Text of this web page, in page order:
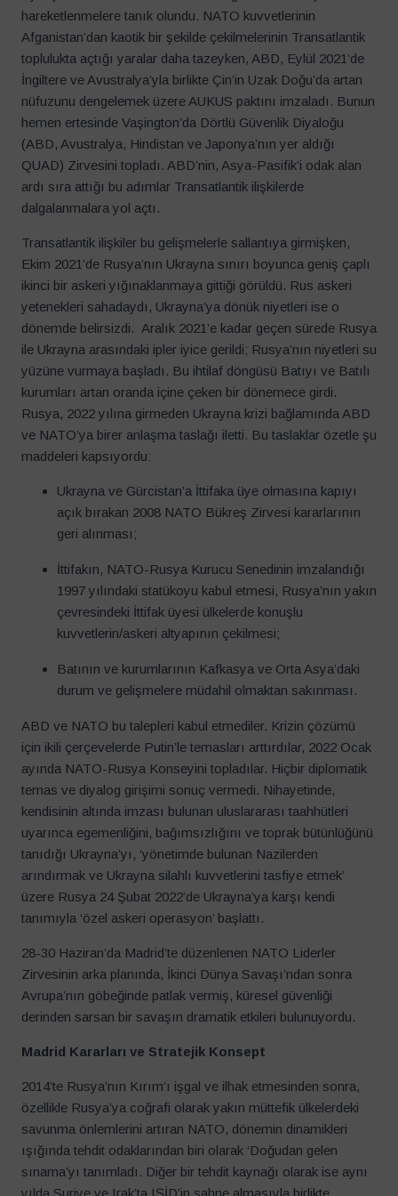
hareketlenmelere tanık olundu. NATO kuvvetlerinin
Afganistan’dan kaotik bir şekilde çekilmelerinin Transatlantik
toplulukta açtığı yaralar daha tazeyken, ABD, Eylül 2021’de
İngiltere ve Avustralya’yla birlikte Çin’in Uzak Doğu’da artan
nüfuzunu dengelemek üzere AUKUS paktını imzaladı. Bunun
hemen ertesinde Vaşington’da Dörtlü Güvenlik Diyaloğu
(ABD, Avustralya, Hindistan ve Japonya’nın yer aldığı
QUAD) Zirvesini topladı. ABD’nin, Asya-Pasifik’i odak alan
ardı sıra attığı bu adımlar Transatlantik ilişkilerde
dalgalanmalara yol açtı.
Transatlantik ilişkiler bu gelişmelerle sallantıya girmişken,
Ekim 2021’de Rusya’nın Ukrayna sınırı boyunca geniş çaplı
ikinci bir askeri yığınaklanmaya gittiği görüldü. Rus askeri
yetenekleri sahadaydı, Ukrayna’ya dönük niyetleri ise o
dönemde belirsizdi. Aralık 2021’e kadar geçen sürede Rusya
ile Ukrayna arasındaki ipler iyice gerildi; Rusya’nın niyetleri su
yüzüne vurmaya başladı. Bu ihtilaf döngüsü Batıyı ve Batılı
kurumları artan oranda içine çeken bir dönemece girdi.
Rusya, 2022 yılına girmeden Ukrayna krizi bağlamında ABD
ve NATO’ya birer anlaşma taslağı iletti. Bu taslaklar özetle şu
maddeleri kapsıyordu:
Ukrayna ve Gürcistan’a İttifaka üye olmasına kapıyı
açık bırakan 2008 NATO Bükreş Zirvesi kararlarının
geri alınması;
İttifakın, NATO-Rusya Kurucu Senedinin imzalandığı
1997 yılındaki statükoyu kabul etmesi, Rusya’nın yakın
çevresindeki İttifak üyesi ülkelerde konuşlu
kuvvetlerin/askeri altyapının çekilmesi;
Batının ve kurumlarının Kafkasya ve Orta Asya’daki
durum ve gelişmelere müdahil olmaktan sakınması.
ABD ve NATO bu talepleri kabul etmediler. Krizin çözümü
için ikili çerçevelerde Putin’le temasları arttırdılar, 2022 Ocak
ayında NATO-Rusya Konseyini topladılar. Hiçbir diplomatik
temas ve diyalog girişimi sonuç vermedi. Nihayetinde,
kendisinin altında imzası bulunan uluslararası taahhütleri
uyarınca egemenliğini, bağımsızlığını ve toprak bütünlüğünü
tanıdığı Ukrayna’yı, ‘yönetimde bulunan Nazilerden
arındırmak ve Ukrayna silahlı kuvvetlerini tasfiye etmek’
üzere Rusya 24 Şubat 2022’de Ukrayna’ya karşı kendi
tanımıyla ‘özel askeri operasyon’ başlattı.
28-30 Haziran’da Madrid’te düzenlenen NATO Liderler
Zirvesinin arka planında, İkinci Dünya Savaşı’ndan sonra
Avrupa’nın göbeğinde patlak vermiş, küresel güvenliği
derinden sarsan bir savaşın dramatik etkileri bulunuyordu.
Madrid Kararları ve Stratejik Konsept
2014’te Rusya’nın Kırım’ı işgal ve ilhak etmesinden sonra,
özellikle Rusya’ya coğrafi olarak yakın müttefik ülkelerdeki
savunma önlemlerini artıran NATO, dönemin dinamikleri
ışığında tehdit odaklarından biri olarak ‘Doğudan gelen
sınama’yı tanımladı. Diğer bir tehdit kaynağı olarak ise aynı